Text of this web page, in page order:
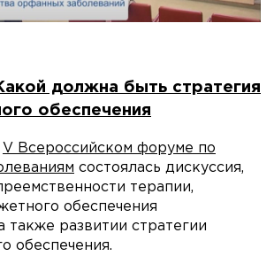
должна быть стратегия
обеспечения
V Всероссийском форуме по
состоялась дискуссия,
терапии,
обеспечения
также развитии стратегии
обеспечения.